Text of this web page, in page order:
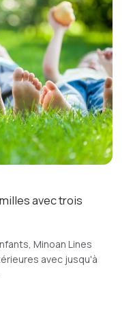
avec trois
Minoan Lines
avec jusqu'à